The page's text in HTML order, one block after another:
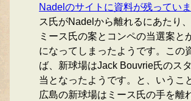
Nadelのサイトに資料が残ってい
ス氏がNadelから離れるにあたり
ミース氏の案とコンペの当選案と
になってしまったようです。この
ば、新球場はJack Bouvrie氏のス
当となったようです。と、いうこ
広島の新球場はミース氏の手を離